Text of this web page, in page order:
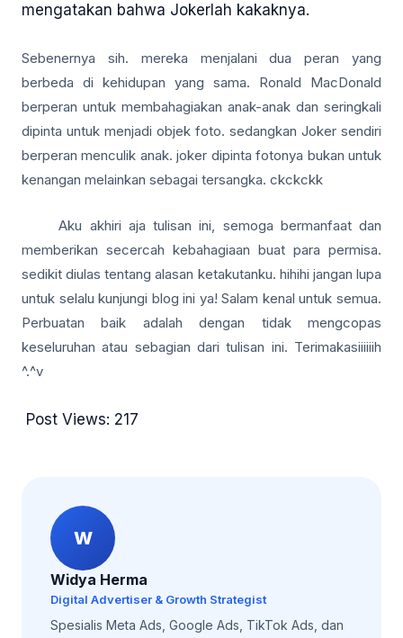
mengatakan bahwa Jokerlah kakaknya.
Sebenernya sih. mereka menjalani dua peran yang
berbeda di kehidupan yang sama. Ronald MacDonald
berperan untuk membahagiakan anak-anak dan seringkali
dipinta untuk menjadi objek foto. sedangkan Joker sendiri
berperan menculik anak. joker dipinta fotonya bukan untuk
kenangan melainkan sebagai tersangka. ckckckk
Aku akhiri aja tulisan ini, semoga bermanfaat dan
memberikan secercah kebahagiaan buat para permisa.
sedikit diulas tentang alasan ketakutanku. hihihi jangan lupa
untuk selalu kunjungi blog ini ya! Salam kenal untuk semua.
Perbuatan baik adalah dengan tidak mengcopas
keseluruhan atau sebagian dari tulisan ini. Terimakasiiiiiih
^.^v
Post Views: 217
W
Widya Herma
Digital Advertiser & Growth Strategist
Spesialis Meta Ads, Google Ads, TikTok Ads, dan